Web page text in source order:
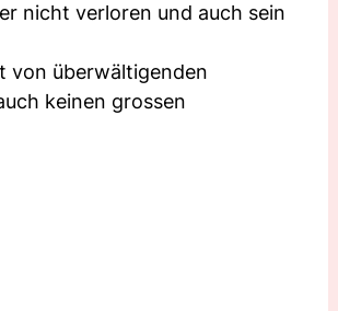
nicht verloren und auch sein
von überwältigenden
keinen grossen